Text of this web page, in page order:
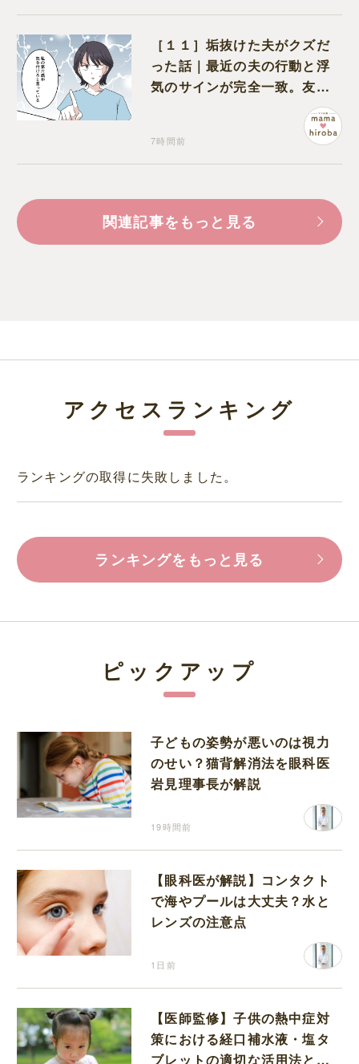
［１１］垢抜けた夫がクズだ
った話｜最近の夫の行動と浮
気のサインが完全一致。友人
7時間前
関連記事をもっと見る
アクセスランキング
ランキングの取得に失敗しました。
ランキングをもっと見る
ピックアップ
子どもの姿勢が悪いのは視力
のせい？猫背解消法を眼科医
岩見理事長が解説
19時間前
【眼科医が解説】コンタクト
で海やプールは大丈夫？水と
レンズの注意点
1日前
【医師監修】子供の熱中症対
策における経口補水液・塩タ
ブレットの適切な活用法と水